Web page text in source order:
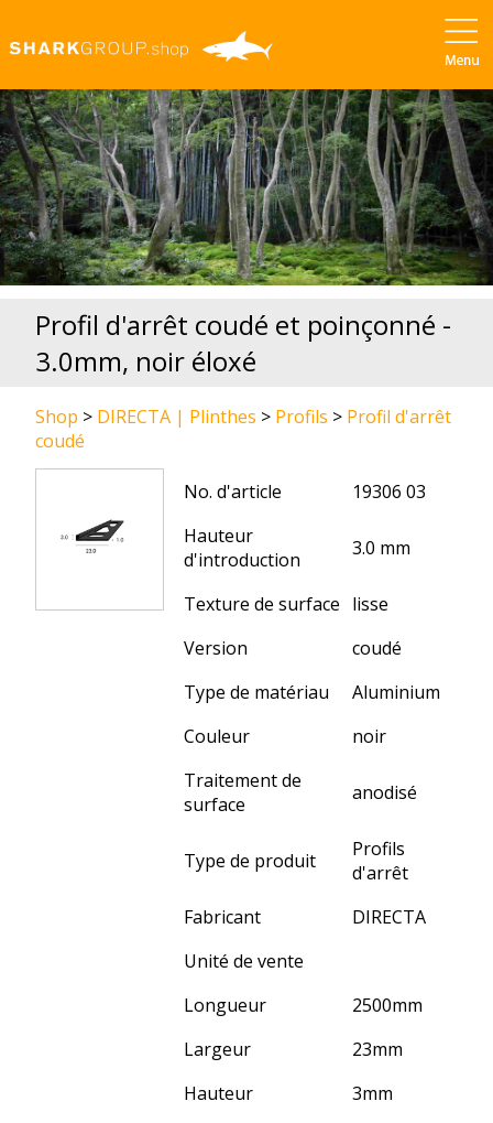
Profil d'arrêt coudé et poinçonné -
3.0mm, noir éloxé
Shop > DIRECTA | Plinthes > Profils > Profil d'arrêt
coudé
No. d'article
19306 03
Hauteur
d'introduction
3.0 mm
Texture de surface lisse
Version
coudé
Type de matériau
Aluminium
Couleur
noir
Traitement de
surface
anodisé
Type de produit
Profils
d'arrêt
Fabricant
DIRECTA
Unité de vente
Longueur
2500mm
Largeur
23mm
Hauteur
3mm